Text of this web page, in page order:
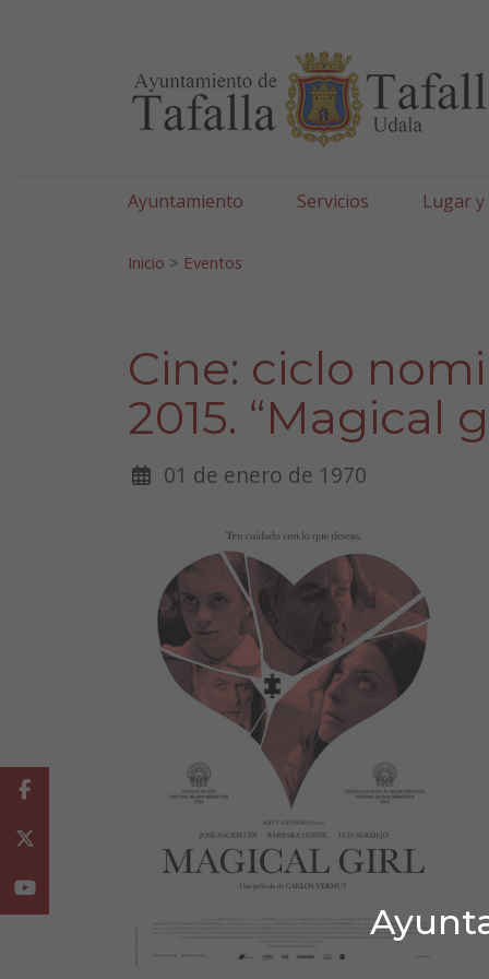
Ayuntamiento Servicios Lugar y
Inicio > Eventos
Cine: ciclo
2015. “Magical
01 de enero de 1970
Facebook
Youtube